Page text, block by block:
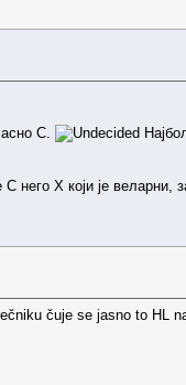
С.
него Х који је веларни,
čuje se jasno to HL